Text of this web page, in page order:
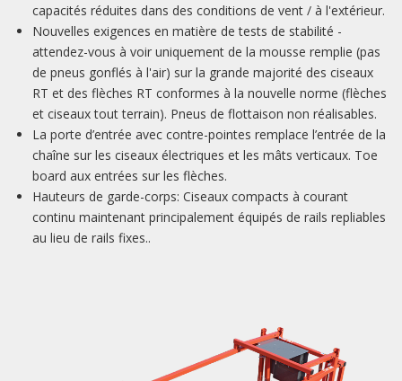
capacités réduites dans des conditions de vent / à l'extérieur.
Nouvelles exigences en matière de tests de stabilité -
attendez-vous à voir uniquement de la mousse remplie (pas
de pneus gonflés à l'air) sur la grande majorité des ciseaux
RT et des flèches RT conformes à la nouvelle norme (flèches
et ciseaux tout terrain). Pneus de flottaison non réalisables.
La porte d’entrée avec contre-pointes remplace l’entrée de la
chaîne sur les ciseaux électriques et les mâts verticaux. Toe
board aux entrées sur les flèches.
Hauteurs de garde-corps: Ciseaux compacts à courant
continu maintenant principalement équipés de rails repliables
au lieu de rails fixes..